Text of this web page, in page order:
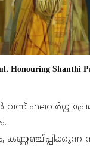
Honouring Shanthi
വന്ന് ഫലവർഗ്ഗ